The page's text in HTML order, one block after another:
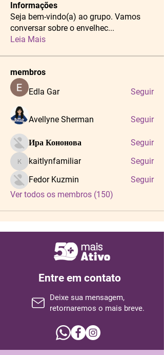
Informações
Seja bem-vindo(a) ao grupo. Vamos
conversar sobre o envelhec...
Leia Mais
membros
Edla Gar
Seguir
Avellyne Sherman Seguir
Ира Кононова Seguir
kaitlynfamiliar
kaitlynfamiliar
Seguir
Fedor Kuzmin
Seguir
Ver todos os membros (150)
Entre em contato
Deixe sua mensagem,
retornaremos o mais breve.